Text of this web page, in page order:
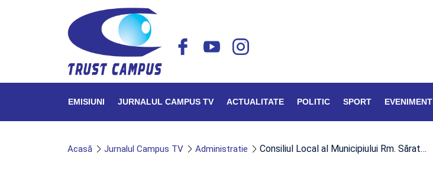
EMISIUNI JURNALUL CAMPUS TV ACTUALITATE POLITIC SPORT EVENIMENT
Acasă Jurnalul Campus TV Administratie Consiliul Local al Municipiului Rm. Sărat…